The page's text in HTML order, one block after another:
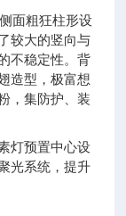
面粗狂柱形设
较大的竖向与
不稳定性。背
造型，极富想
，集防护、装
灯预置中心设
光系统，提升